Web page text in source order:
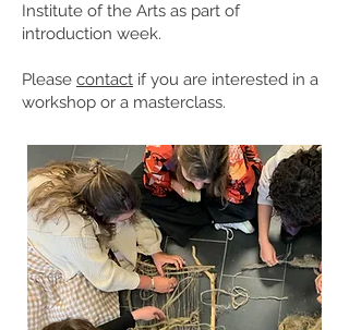
Institute of the Arts as part of
introduction week.
Please contact if you are interested in a
workshop or a masterclass.